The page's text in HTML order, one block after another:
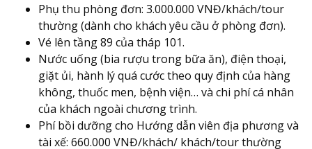
Phụ thu phòng đơn: 3.000.000 VNĐ/khách/tour
thường (dành cho khách yêu cầu ở phòng đơn).
Vé lên tầng 89 của tháp 101.
Nước uống (bia rượu trong bữa ăn), điện thoại,
giặt ủi, hành lý quá cước theo quy định của hàng
không, thuốc men, bệnh viện… và chi phí cá nhân
của khách ngoài chương trình.
Phí bồi dưỡng cho Hướng dẫn viên địa phương và
tài xế: 660.000 VNĐ/khách/ khách/tour thường